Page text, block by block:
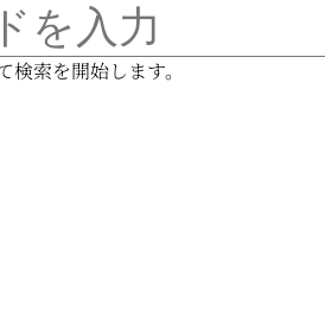
索を開始します。